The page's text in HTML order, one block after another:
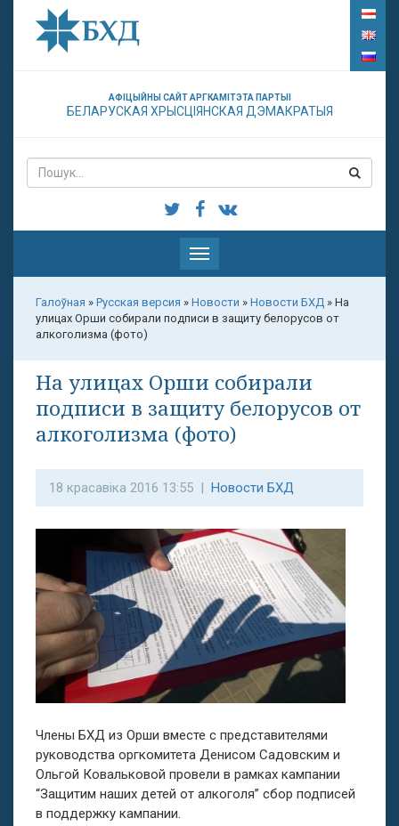
АФІЦЫЙНЫ САЙТ АРГКАМІТЭТА ПАРТЫІ
БЕЛАРУСКАЯ ХРЫСЦІЯНСКАЯ ДЭМАКРАТЫЯ
Паказаць
меню
Галоўная » Русская версия » Новости » Новости БХД » На
улицах Орши собирали подписи в защиту белорусов от
алкоголизма (фото)
На улицах Орши собирали
подписи в защиту белорусов от
алкоголизма (фото)
18 красавіка 2016 13:55 | Новости БХД
Члены БХД из Орши вместе с представителями
руководства оргкомитета Денисом Садовским и
Ольгой Ковальковой провели в рамках кампании
“Защитим наших детей от алкоголя” сбор подписей
в поддержку кампании.